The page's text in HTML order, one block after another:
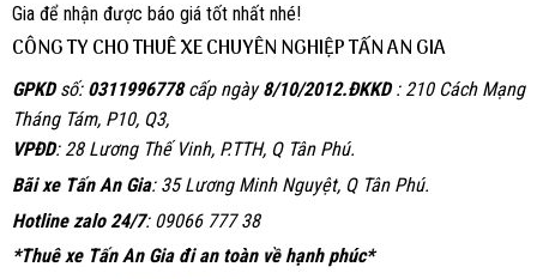
Gia để nhận được báo giá tốt nhất nhé!
CÔNG TY CHO THUÊ XE CHUYÊN NGHIỆP TẤN AN GIA
GPKDsố: 0311996778cấp ngày8/10/2012.ĐKKD: 210 Cách Mạng
Tháng Tám, P10, Q3,
VPĐD: 28 Lương Thế Vinh, P.TTH, Q Tân Phú.
Bãi xe Tấn An Gia: 35 Lương Minh Nguyệt, Q Tân Phú.
Hotline zalo 24/7: 09066 777 38
*Thuê xe Tấn An Gia đi an toàn về hạnh phúc*